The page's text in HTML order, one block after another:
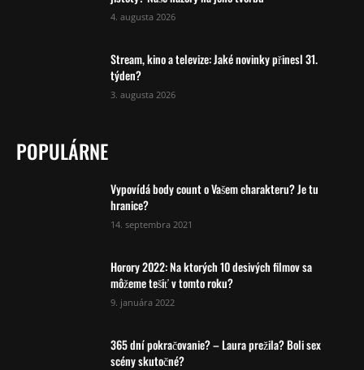
4. augusta 2026
Stream, kino a televize: Jaké novinky přinesl 31.
týden?
3. augusta 2026
POPULÁRNE
Vypovídá body count o Vašem charakteru? Je tu
hranice?
14. septembra 2021
Horory 2022: Na ktorých 10 desivých filmov sa
môžeme tešiť v tomto roku?
9. januára 2022
365 dní pokračovanie? – Laura prežila? Boli sex
scény skutočné?